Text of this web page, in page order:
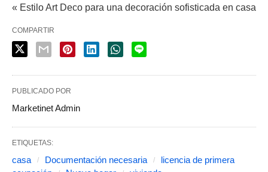
« Estilo Art Deco para una decoración sofisticada en casa
COMPARTIR
PUBLICADO POR
Marketinet Admin
ETIQUETAS:
casa Documentación necesaria
licencia de primera